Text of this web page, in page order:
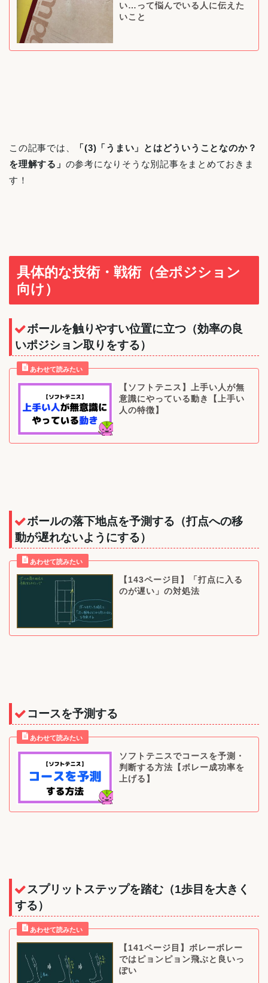
い…って悩んでいる人に伝えた
いこと
この記事では、
「(3)「うまい」とはどういうことなのか？
を理解する」 の参考になりそうな別記事をまとめておきま
す！
具体的な技術・戦術（全ポジション
向け）
ボールを触りやすい位置に立つ（効率の良
いポジション取りをする）
【ソフトテニス】上手い人が無
意識にやっている動き【上手い
人の特徴】
ボールの落下地点を予測する（打点への移
動が遅れないようにする）
【143ページ目】「打点に入る
のが遅い」の対処法
コースを予測する
ソフトテニスでコースを予測・
判断する方法【ボレー成功率を
上げる】
スプリットステップを踏む（1歩目を大きく
する）
【141ページ目】ボレーボレー
ではピョンピョン飛ぶと良いっ
ぽい